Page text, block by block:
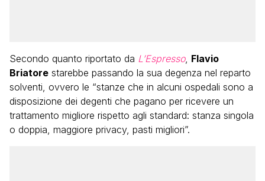
Secondo quanto riportato da L’Espresso, Flavio
Briatore starebbe passando la sua degenza nel reparto
solventi, ovvero le “stanze che in alcuni ospedali sono a
disposizione dei degenti che pagano per ricevere un
trattamento migliore rispetto agli standard: stanza singola
o doppia, maggiore privacy, pasti migliori”.